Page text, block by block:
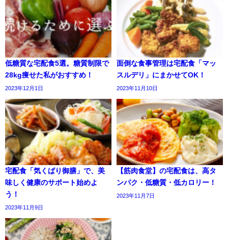
低糖質な宅配食5選。糖質制限で
28kg痩せた私がおすすめ！
2023年12月1日
面倒な食事管理は宅配食「マッ
スルデリ」にまかせてOK！
2023年11月10日
宅配食「気くばり御膳」で、美
味しく健康のサポート始めよ
う！
2023年11月9日
【筋肉食堂】の宅配食は、高タ
ンパク・低糖質・低カロリー！
2023年11月7日